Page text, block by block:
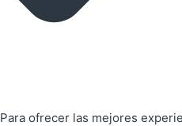
Para ofrecer las mejores